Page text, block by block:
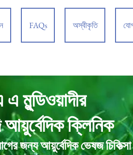
FAQs অস্বীকৃতি
মুন্ডিওয়াদীর
আয়ুর্বেদিক ক্লিনিক
জন্য আয়ুর্বেদিক ভেষজ চিকিত্সা